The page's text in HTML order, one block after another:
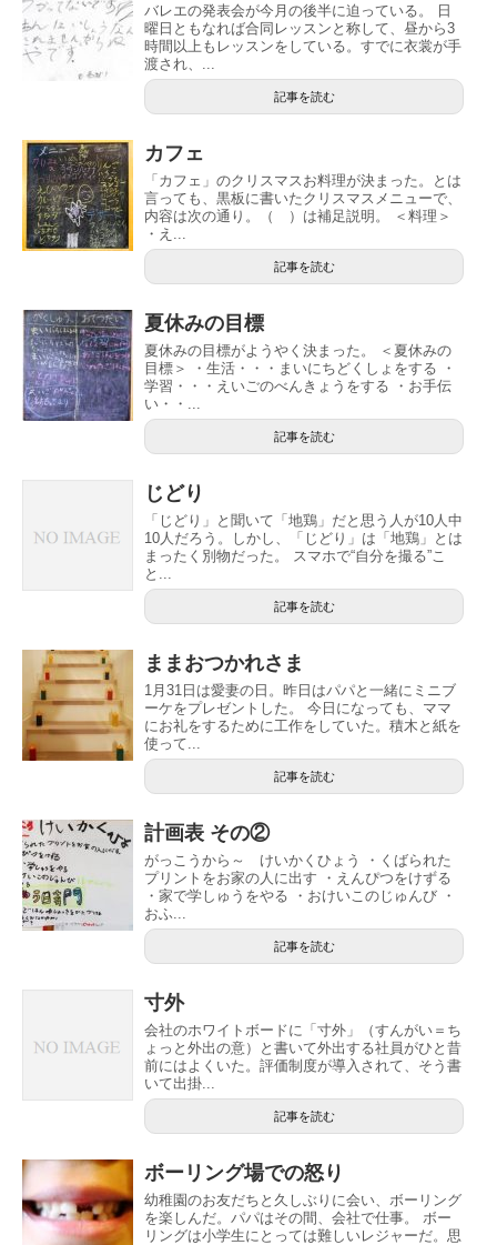
バレエの発表会が今月の後半に迫っている。 日
曜日ともなれば合同レッスンと称して、昼から3
時間以上もレッスンをしている。すでに衣裳が手
渡され、...
記事を読む
カフェ
「カフェ」のクリスマスお料理が決まった。とは
言っても、黒板に書いたクリスマスメニューで、
内容は次の通り。（ ）は補足説明。 ＜料理＞
・え...
記事を読む
夏休みの目標
夏休みの目標がようやく決まった。 ＜夏休みの
目標＞ ・生活・・・まいにちどくしょをする ・
学習・・・えいごのべんきょうをする ・お手伝
い・・...
記事を読む
じどり
「じどり」と聞いて「地鶏」だと思う人が10人中
10人だろう。しかし、「じどり」は「地鶏」とは
まったく別物だった。 スマホで“自分を撮る”こ
と...
記事を読む
ままおつかれさま
1月31日は愛妻の日。昨日はパパと一緒にミニブ
ーケをプレゼントした。 今日になっても、ママ
にお礼をするために工作をしていた。積木と紙を
使って...
記事を読む
計画表 その②
がっこうから～ けいかくひょう ・くばられた
プリントをお家の人に出す ・えんぴつをけずる
・家で学しゅうをやる ・おけいこのじゅんび ・
おふ...
記事を読む
寸外
会社のホワイトボードに「寸外」（すんがい＝ち
ょっと外出の意）と書いて外出する社員がひと昔
前にはよくいた。評価制度が導入されて、そう書
いて出掛...
記事を読む
ボーリング場での怒り
幼稚園のお友だちと久しぶりに会い、ボーリング
を楽しんだ。パパはその間、会社で仕事。 ボー
リングは小学生にとっては難しいレジャーだ。思